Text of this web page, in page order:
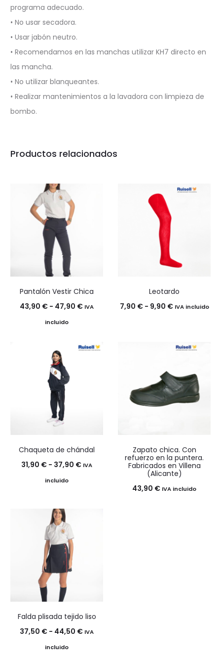
programa adecuado.
• No usar secadora.
• Usar jabón neutro.
• Recomendamos en las manchas utilizar KH7 directo en
las mancha.
• No utilizar blanqueantes.
• Realizar mantenimientos a la lavadora con limpieza de
bombo.
Productos relacionados
Pantalón Vestir Chica
43,90 € - 47,90 €Rango
desde
IVA
incluido
Leotardo
7,90 € - 9,90 €Rango
desde
hasta
9,90 €
IVA incluido
Chaqueta de chándal
31,90 € - 37,90 €Rango
IVA
incluido
Zapato chica. Con
refuerzo en la puntera.
Fabricados en Villena
(Alicante)
43,90 € IVA incluido
Falda plisada tejido liso
37,50 € - 44,50 €Rango
IVA
incluido